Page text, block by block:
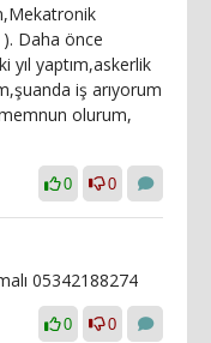
). Daha önce
yıl yaptım,askerlik
iş arıyorum
olurum,
0 0
05342188274
0 0